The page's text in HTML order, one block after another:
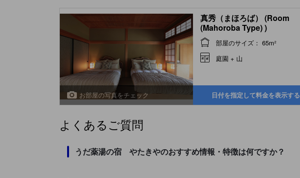
お部屋の写真をチェック
真秀（まほろば） (Room
(Mahoroba Type) )
部屋のサイズ： 65m²
庭園 + 山
日付を指定して料金を表示する
よくあるご質問
うだ薬湯の宿 やたきやのおすすめ情報・特徴は何ですか？